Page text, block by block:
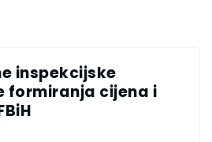
inspekcijske
formiranja cijena i